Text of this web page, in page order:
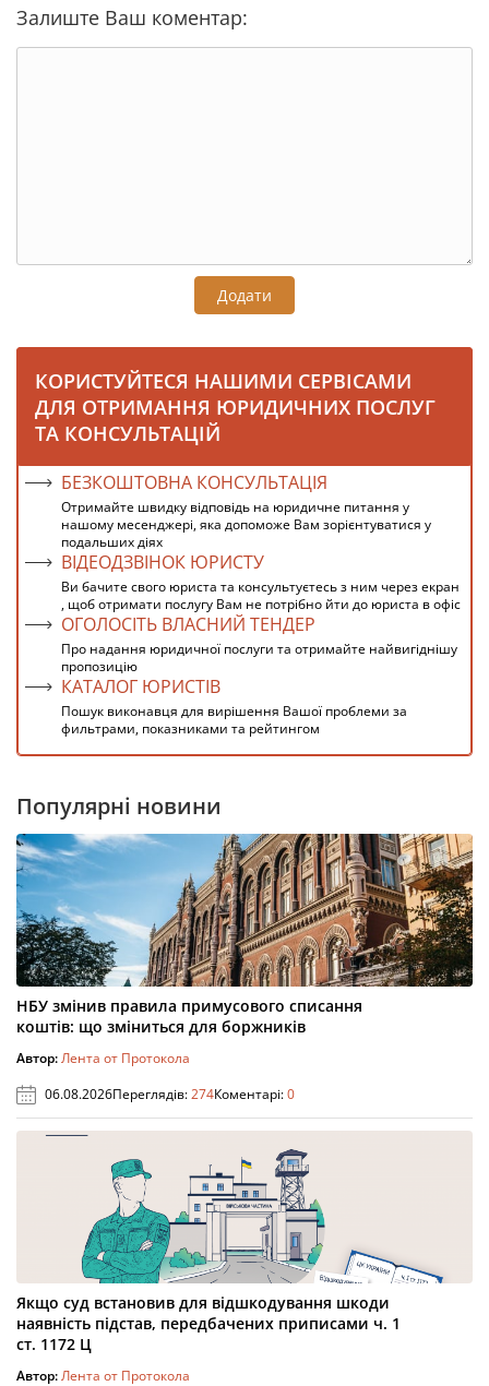
Залиште Ваш коментар:
Додати
КОРИСТУЙТЕСЯ НАШИМИ СЕРВІСАМИ
ДЛЯ ОТРИМАННЯ ЮРИДИЧНИХ ПОСЛУГ
ТА КОНСУЛЬТАЦІЙ
БЕЗКОШТОВНА КОНСУЛЬТАЦІЯ
Отримайте швидку відповідь на юридичне питання у
нашому месенджері, яка допоможе Вам зорієнтуватися у
подальших діях
ВІДЕОДЗВІНОК ЮРИСТУ
Ви бачите свого юриста та консультуєтесь з ним через екран
, щоб отримати послугу Вам не потрібно йти до юриста в офіс
ОГОЛОСІТЬ ВЛАСНИЙ ТЕНДЕР
Про надання юридичної послуги та отримайте найвигіднішу
пропозицію
КАТАЛОГ ЮРИСТІВ
Пошук виконавця для вирішення Вашої проблеми за
фильтрами, показниками та рейтингом
Популярні новини
НБУ змінив правила примусового списання
коштів: що зміниться для боржників
Автор:Лента от Протокола
06.08.2026Переглядів:274Коментарі:0
Якщо суд встановив для відшкодування шкоди
наявність підстав, передбачених приписами ч. 1
ст. 1172 Ц
Автор:Лента от Протокола